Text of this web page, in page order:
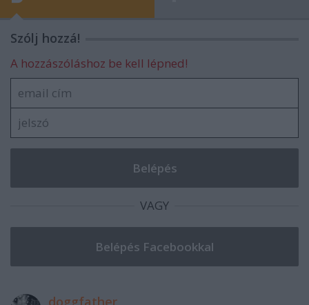
Szólj hozzá!
A hozzászóláshoz be kell lépned!
VAGY